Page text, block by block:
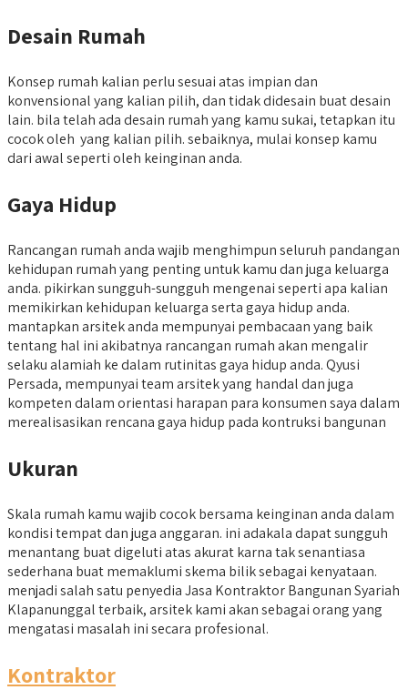
Desain Rumah
Konsep rumah kalian perlu sesuai atas impian dan
konvensional yang kalian pilih, dan tidak didesain buat desain
lain. bila telah ada desain rumah yang kamu sukai, tetapkan itu
cocok oleh yang kalian pilih. sebaiknya, mulai konsep kamu
dari awal seperti oleh keinginan anda.
Gaya Hidup
Rancangan rumah anda wajib menghimpun seluruh pandangan
kehidupan rumah yang penting untuk kamu dan juga keluarga
anda. pikirkan sungguh-sungguh mengenai seperti apa kalian
memikirkan kehidupan keluarga serta gaya hidup anda.
mantapkan arsitek anda mempunyai pembacaan yang baik
tentang hal ini akibatnya rancangan rumah akan mengalir
selaku alamiah ke dalam rutinitas gaya hidup anda. Qyusi
Persada, mempunyai team arsitek yang handal dan juga
kompeten dalam orientasi harapan para konsumen saya dalam
merealisasikan rencana gaya hidup pada kontruksi bangunan
Ukuran
Skala rumah kamu wajib cocok bersama keinginan anda dalam
kondisi tempat dan juga anggaran. ini adakala dapat sungguh
menantang buat digeluti atas akurat karna tak senantiasa
sederhana buat memaklumi skema bilik sebagai kenyataan.
menjadi salah satu penyedia Jasa Kontraktor Bangunan Syariah
Klapanunggal terbaik, arsitek kami akan sebagai orang yang
mengatasi masalah ini secara profesional.
Kontraktor